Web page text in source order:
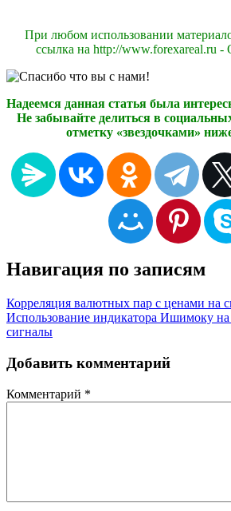
При любом использовании
ссылка на http://
Надеемся данная статья была
Не забывайте делиться в
отметку «звездочками»
Навигация по записям
Корреляция валютных пар с ценами на
Использование индикатора Ишимоку на
сигналы
Добавить комментарий
Комментарий *